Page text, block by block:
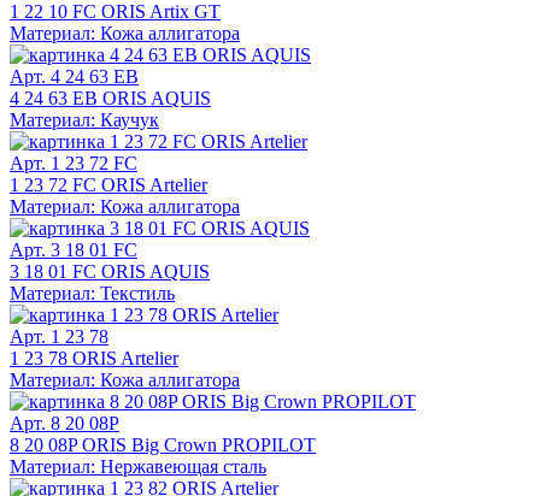
1 22 10 FC ORIS Artix GT
Материал: Кожа аллигатора
Арт. 4 24 63 EB
4 24 63 EB ORIS AQUIS
Материал: Каучук
Арт. 1 23 72 FC
1 23 72 FC ORIS Artelier
Материал: Кожа аллигатора
Арт. 3 18 01 FC
3 18 01 FC ORIS AQUIS
Материал: Текстиль
Арт. 1 23 78
1 23 78 ORIS Artelier
Материал: Кожа аллигатора
Арт. 8 20 08P
8 20 08P ORIS Big Crown PROPILOT
Материал: Нержавеющая сталь